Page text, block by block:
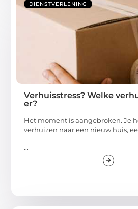
DIENSTVERLENING
Verhuisstress? Welke
er?
Het moment is aangebroken. Je
verhuizen naar een nieuw huis,
...